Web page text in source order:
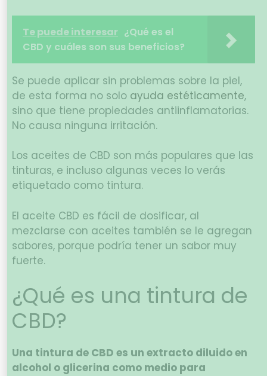
Te puede interesar ¿Qué es el
CBD y cuáles son sus beneficios?
Se puede aplicar sin problemas sobre la piel,
de esta forma no solo ayuda estéticamente,
sino que tiene propiedades antiinflamatorias.
No causa ninguna irritación.
Los aceites de CBD son más populares que las
tinturas, e incluso algunas veces lo verás
etiquetado como tintura.
El aceite CBD es fácil de dosificar, al
mezclarse con aceites también se le agregan
sabores, porque podría tener un sabor muy
fuerte.
¿Qué es una tintura de
CBD?
Una tintura de CBD es un extracto diluido en
alcohol o glicerina como medio para